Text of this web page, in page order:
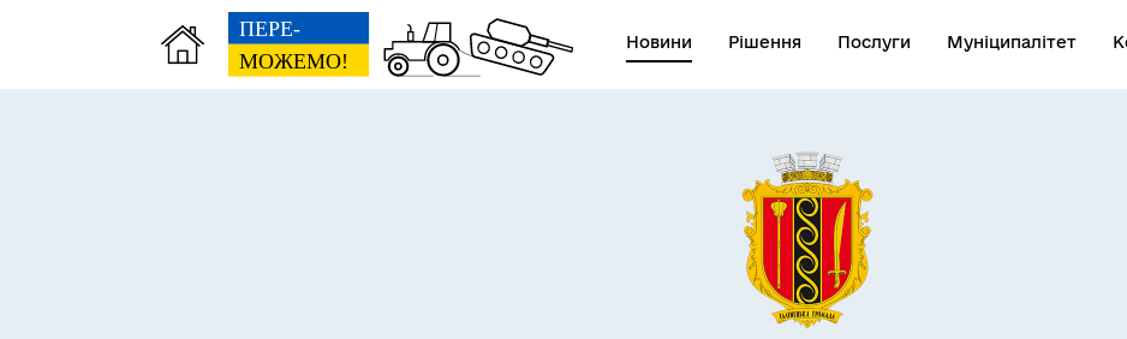
Новини Рішення Послуги Муніципалітет